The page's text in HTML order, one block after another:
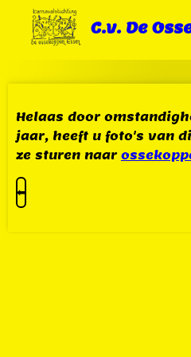
direct
C.v. De
Helaas door
jaar, heeft u foto's van
ze sturen naar
⬅️